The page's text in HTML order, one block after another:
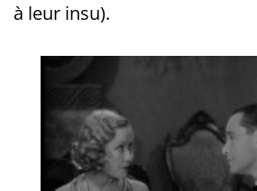
à leur insu).